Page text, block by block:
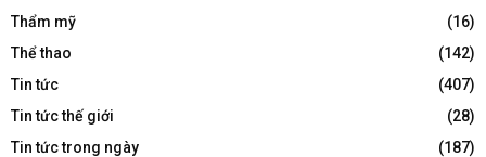
Thẩm mỹ
(16)
Thể thao
(142)
Tin tức
(407)
Tin tức thế giới
(28)
Tin tức trong ngày
(187)